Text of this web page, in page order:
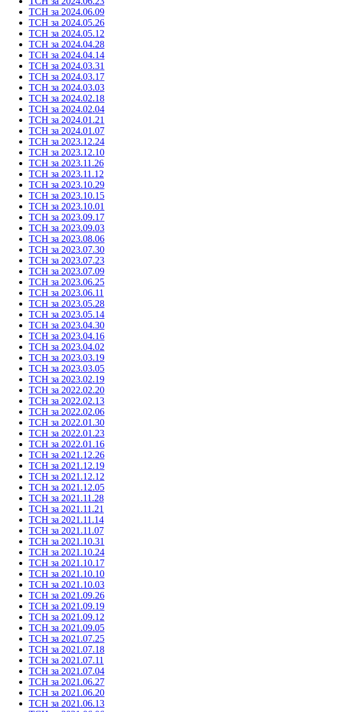
ТСН за 2024.06.09
ТСН за 2024.05.26
ТСН за 2024.05.12
ТСН за 2024.04.28
ТСН за 2024.04.14
ТСН за 2024.03.31
ТСН за 2024.03.17
ТСН за 2024.03.03
ТСН за 2024.02.18
ТСН за 2024.02.04
ТСН за 2024.01.21
ТСН за 2024.01.07
ТСН за 2023.12.24
ТСН за 2023.12.10
ТСН за 2023.11.26
ТСН за 2023.11.12
ТСН за 2023.10.29
ТСН за 2023.10.15
ТСН за 2023.10.01
ТСН за 2023.09.17
ТСН за 2023.09.03
ТСН за 2023.08.06
ТСН за 2023.07.30
ТСН за 2023.07.23
ТСН за 2023.07.09
ТСН за 2023.06.25
ТСН за 2023.06.11
ТСН за 2023.05.28
ТСН за 2023.05.14
ТСН за 2023.04.30
ТСН за 2023.04.16
ТСН за 2023.04.02
ТСН за 2023.03.19
ТСН за 2023.03.05
ТСН за 2023.02.19
ТСН за 2022.02.20
ТСН за 2022.02.13
ТСН за 2022.02.06
ТСН за 2022.01.30
ТСН за 2022.01.23
ТСН за 2022.01.16
ТСН за 2021.12.26
ТСН за 2021.12.19
ТСН за 2021.12.12
ТСН за 2021.12.05
ТСН за 2021.11.28
ТСН за 2021.11.21
ТСН за 2021.11.14
ТСН за 2021.11.07
ТСН за 2021.10.31
ТСН за 2021.10.24
ТСН за 2021.10.17
ТСН за 2021.10.10
ТСН за 2021.10.03
ТСН за 2021.09.26
ТСН за 2021.09.19
ТСН за 2021.09.12
ТСН за 2021.09.05
ТСН за 2021.07.25
ТСН за 2021.07.18
ТСН за 2021.07.11
ТСН за 2021.07.04
ТСН за 2021.06.27
ТСН за 2021.06.20
ТСН за 2021.06.13